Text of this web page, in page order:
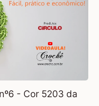
- Cor 5203 da